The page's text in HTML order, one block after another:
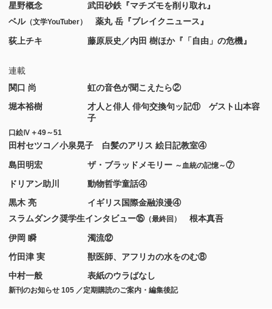
星野概念
武田砂鉄『マチズモを削り取れ』
ベル（文学YouTuber）
薬丸 岳『ブレイクニュース』
荻上チキ
藤原辰史／内田 樹ほか『「自由」の危機』
連載
関口 尚
虹の音色が聞こえたら②
堀本裕樹
才人と俳人 俳句交換句ッ記⑪ ゲスト山本容
子
口絵Ⅳ＋49～51
田村セツコ／小泉晃子 白髪のアリス 絵日記教室④
島田明宏
ザ・ブラッドメモリー ～血統の記憶～⑦
ドリアン助川
動物哲学童話④
黒木 亮
イギリス国際金融浪漫④
スラムダンク奨学生インタビュー⑮（最終回）
根本真吾
伊岡 瞬
濁流⑫
竹田津 実
獣医師、アフリカの水をのむ⑧
中村一般
表紙のウラばなし
新刊のお知らせ 105 ／定期購読のご案内・編集後記